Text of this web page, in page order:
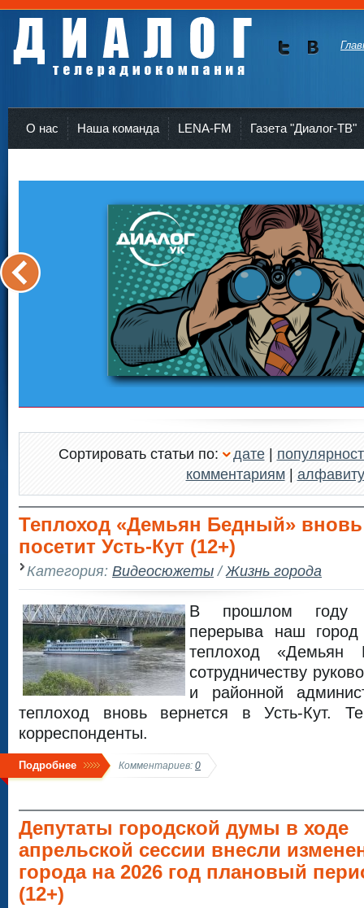
О нас Наша команда LENA-FM Газета "Диалог-ТВ"
Сортировать статьи по: дате|
комментариям| алфавиту
Теплоход «Демьян Бедный» вновь
посетит Усть-Кут (12+)
Категория: Видеосюжеты/Жизнь города
В прошлом году
перерыва наш город
теплоход «Демьян
сотрудничеству
и районной
теплоход вновь вернется в Усть-Кут.
корреспонденты.
Подробнее Комментариев: 0
Депутаты городской думы в ходе
апрельской сессии внесли
города на 2026 год плановый
(12+)